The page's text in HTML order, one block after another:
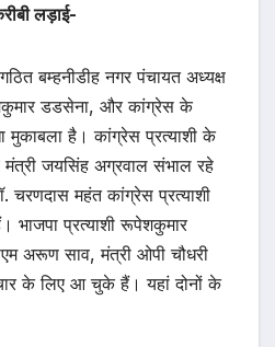
लड़ाई-
बम्हनीडीह नगर पंचायत अध्यक्ष
डडसेना, और कांग्रेस के
मुकाबला है। कांग्रेस प्रत्याशी के
मंत्री जयसिंह अग्रवाल संभाल रहे
चरणदास महंत कांग्रेस प्रत्याशी
भाजपा प्रत्याशी रूपेशकुमार
अरूण साव, मंत्री ओपी चौधरी
के लिए आ चुके हैं। यहां दोनों के